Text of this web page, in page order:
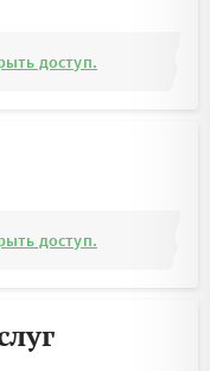
доступ.
доступ.